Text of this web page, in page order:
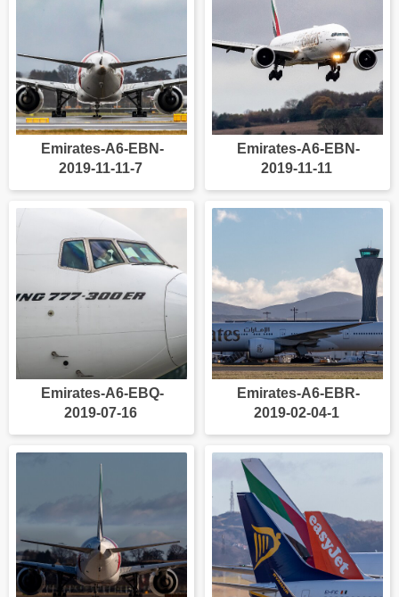
Emirates-A6-EBN-
2019-11-11-7
Emirates-A6-EBN-
2019-11-11
Emirates-A6-EBQ-
2019-07-16
Emirates-A6-EBR-
2019-02-04-1